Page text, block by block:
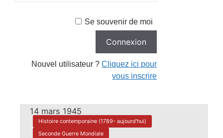
Se souvenir de moi
Nouvel utilisateur ?Cliquez ici pour
vous inscrire
14 mars 1945
Histoire contemporaine (1789- aujourd'hui)
Seconde Guerre Mondiale